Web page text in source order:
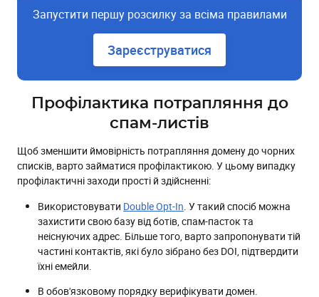
Запустити першу розсилку за всіма правилами
Зареєструватися
Профілактика потрапляння до
спам-листів
Щоб зменшити ймовірність потрапляння домену до чорних
списків, варто займатися профілактикою. У цьому випадку
профілактичні заходи прості й здійсненні:
Використовувати Double Opt-In. У такий спосіб можна
захистити свою базу від ботів, спам-пасток та
неіснуючих адрес. Більше того, варто запропонувати тій
частині контактів, які було зібрано без DOI, підтвердити
їхні емейли.
В обов'язковому порядку верифікувати домен.